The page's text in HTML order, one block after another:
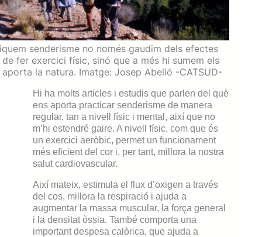
senderisme no només gaudim dels efectes
fer exercici físic, sinó que a més hi sumem els
aporta la natura. Imatge: Josep Abelló -CATSUD-
Hi ha molts articles i estudis que parlen del què
ens aporta practicar senderisme de manera
regular, tan a nivell físic i mental, així que no
m’hi estendré gaire. A nivell físic, com que és
un exercici aeròbic, permet un funcionament
més eficient del cor i, per tant, millora la nostra
salut cardiovascular.
Així mateix, estimula el flux d’oxigen a través
del cos, millora la respiració i ajuda a
augmentar la massa muscular, la força general
i la densitat òssia. També comporta una
important despesa calòrica, que ajuda a